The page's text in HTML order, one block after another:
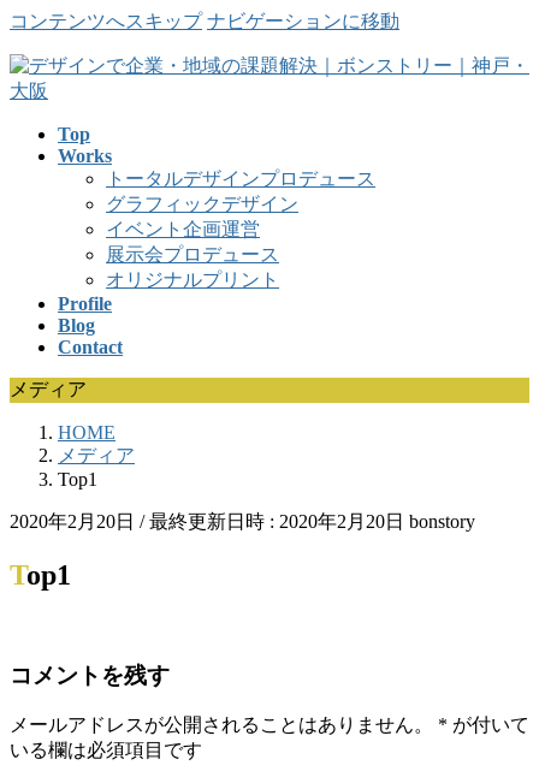
コンテンツへスキップ ナビゲーションに移動
Top
Works
トータルデザインプロデュース
グラフィックデザイン
イベント企画運営
展示会プロデュース
オリジナルプリント
Profile
Blog
Contact
メディア
HOME
メディア
Top1
2020年2月20日 / 最終更新日時 : 2020年2月20日 bonstory
Top1
コメントを残す
メールアドレスが公開されることはありません。 * が付いて
いる欄は必須項目です